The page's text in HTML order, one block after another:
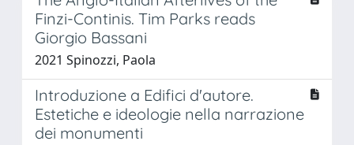
Finzi-Continis. Tim Parks reads
Giorgio Bassani
2021 Spinozzi, Paola
Introduzione a Edifici d'autore.
Estetiche e ideologie nella narrazione
dei monumenti